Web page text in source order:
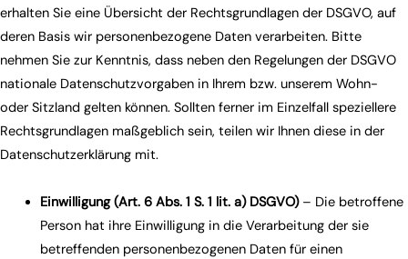
erhalten Sie eine Übersicht der Rechtsgrundlagen der DSGVO, auf
deren Basis wir personenbezogene Daten verarbeiten. Bitte
nehmen Sie zur Kenntnis, dass neben den Regelungen der DSGVO
nationale Datenschutzvorgaben in Ihrem bzw. unserem Wohn-
oder Sitzland gelten können. Sollten ferner im Einzelfall speziellere
Rechtsgrundlagen maßgeblich sein, teilen wir Ihnen diese in der
Datenschutzerklärung mit.
Einwilligung (Art. 6 Abs. 1 S. 1 lit. a) DSGVO)– Die betroffene
Person hat ihre Einwilligung in die Verarbeitung der sie
betreffenden personenbezogenen Daten für einen